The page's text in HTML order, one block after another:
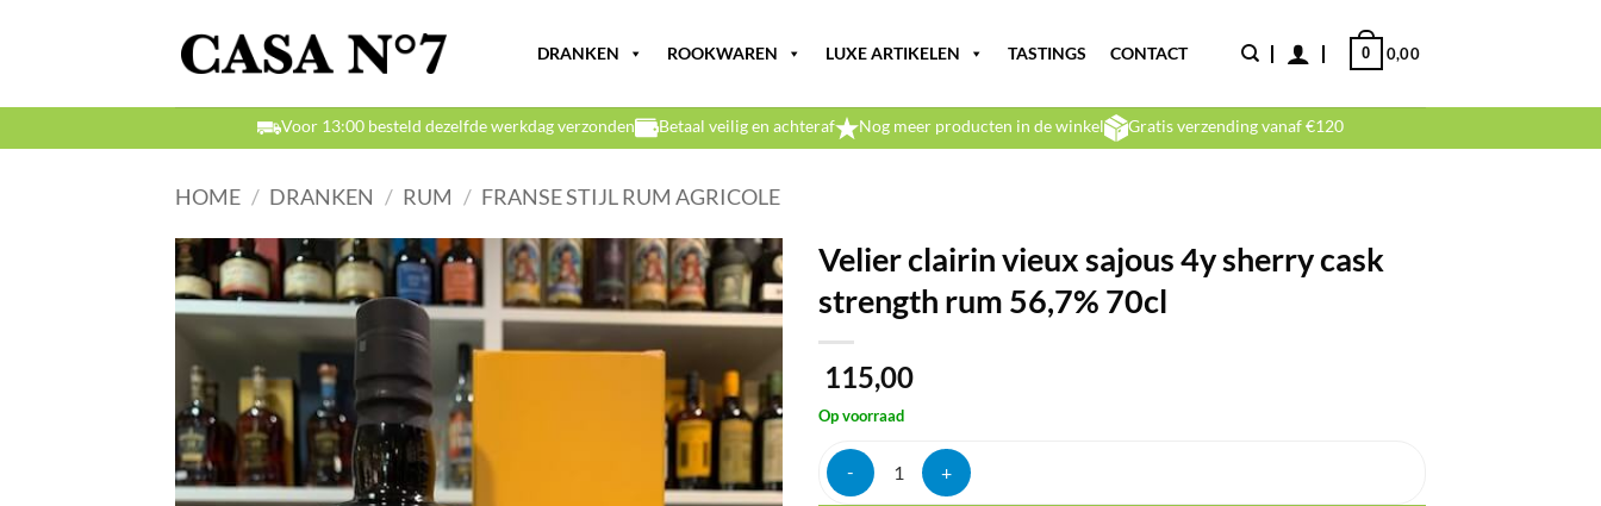
DRANKEN ROOKWAREN LUXE ARTIKELEN TASTINGS CONTACT 0,00
0
Voor 13:00 besteld dezelfde werkdag verzonden Betaal veilig en achteraf Nog meer producten in de winkel Gratis verzending vanaf €120
HOME / DRANKEN / RUM / FRANSE STIJL RUM AGRICOLE
Velier clairin vieux sajous 4y sherry cask
strength rum 56,7% 70cl
115,00
Op voorraad
Velier clairin vieux sajous 4y sherry cask strength rum 56,7% 70cl aantal